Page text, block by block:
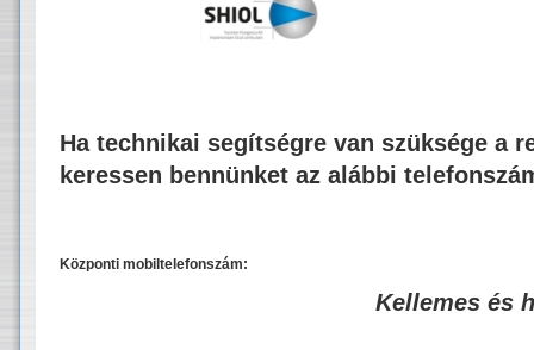
Ha technikai segítségre van szüksége a
keressen bennünket az alábbi
Központi mobiltelefonszám:
Kellemes és